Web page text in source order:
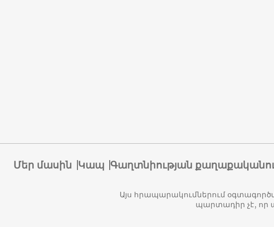
Մեր մասին Կապ Գաղտնիության
Այս հրապարակումներում
պարտադիր չէ, որ